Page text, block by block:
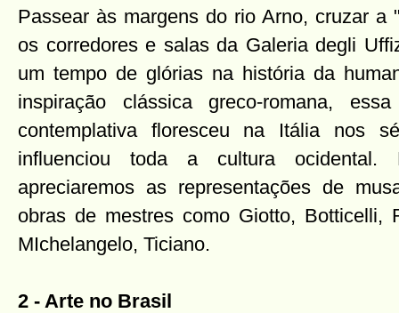
Passear às margens do rio Arno, cruzar a
os corredores e salas da Galeria degli
um tempo de glórias na história da
inspiração clássica greco-romana,
contemplativa floresceu na Itália nos
influenciou toda a cultura ocidental.
apreciaremos as representações de
obras de mestres como Giotto, Botticelli,
MIchelangelo, Ticiano.
2 - Arte no Brasil